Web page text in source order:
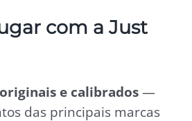
com a Just
e calibrados —
das principais marcas